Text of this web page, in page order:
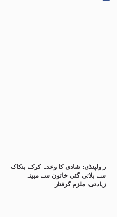
راولپنڈی: شادی کا وعدہ کرکے بنکاک
سے بلائی گئی خاتون سے مبینہ
زیادتی، ملزم گرفتار